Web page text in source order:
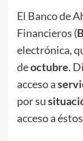
El Banco de
Financieros (
electrónica,
deoctubre.
acceso a
por su
acceso a